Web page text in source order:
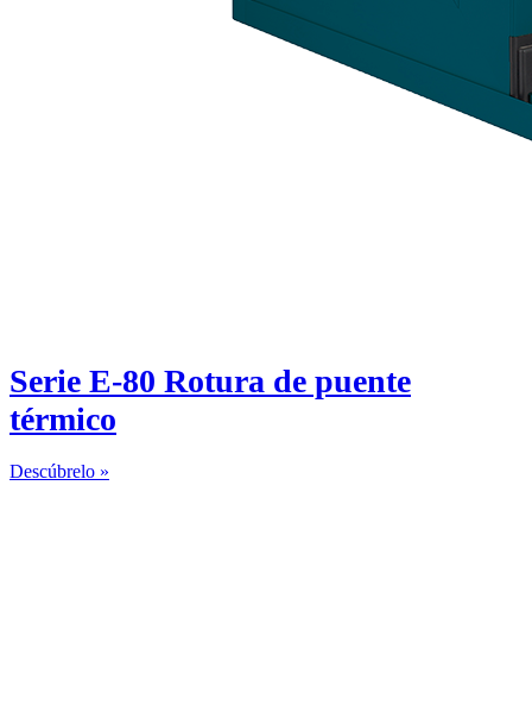
Serie E-80 Rotura de puente
térmico
Descúbrelo »